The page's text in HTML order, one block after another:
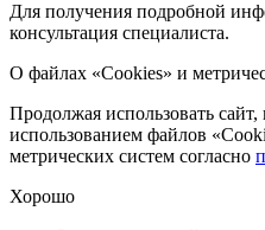
Для получения подробной
консультация специалиста.
О файлах «Cookies» и
Продолжая использовать сайт,
использованием файлов
метрических систем согласно
Хорошо